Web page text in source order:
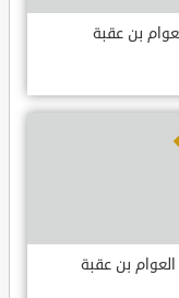
بن عقبة
بن عقبة